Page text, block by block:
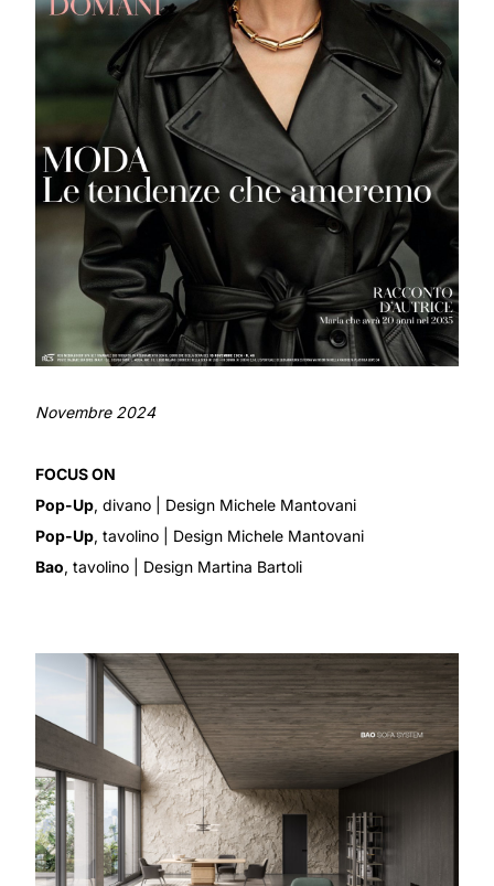
Novembre 2024
FOCUS ON
Pop-Up, divano | Design Michele Mantovani
Pop-Up, tavolino | Design Michele Mantovani
Bao, tavolino | Design Martina Bartoli